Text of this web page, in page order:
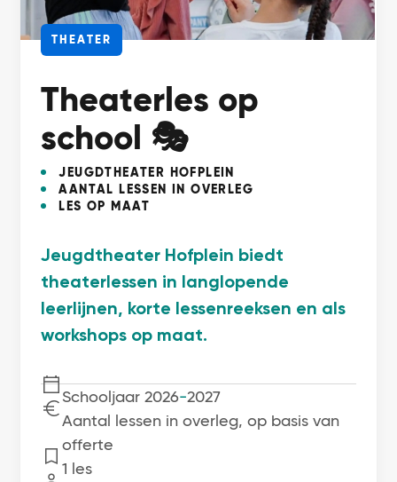
THEATER
Theaterles op
school 🎭
JEUGDTHEATER HOFPLEIN
AANTAL LESSEN IN OVERLEG
LES OP MAAT
Jeugdtheater Hofplein biedt
theaterlessen in langlopende
leerlijnen, korte lessenreeksen en als
workshops op maat.
Schooljaar 2026-2027
Kosten
Aantal lessen in overleg, op basis van
offerte
Lessen
1 les